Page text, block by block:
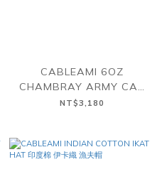
CABLEAMI 6OZ
CHAMBRAY ARMY CAP
青年布 軟簷帽
NT$3,180